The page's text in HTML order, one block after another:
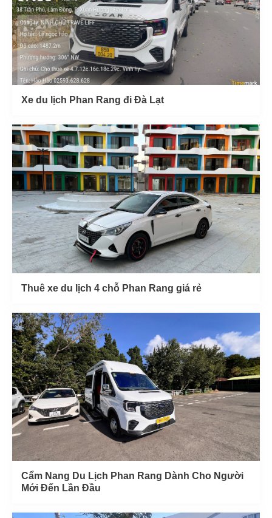
Xe du lịch Phan Rang đi Đà Lạt
Thuê xe du lịch 4 chỗ Phan Rang giá rẻ
Cẩm Nang Du Lịch Phan Rang Dành Cho Người
Mới Đến Lần Đầu